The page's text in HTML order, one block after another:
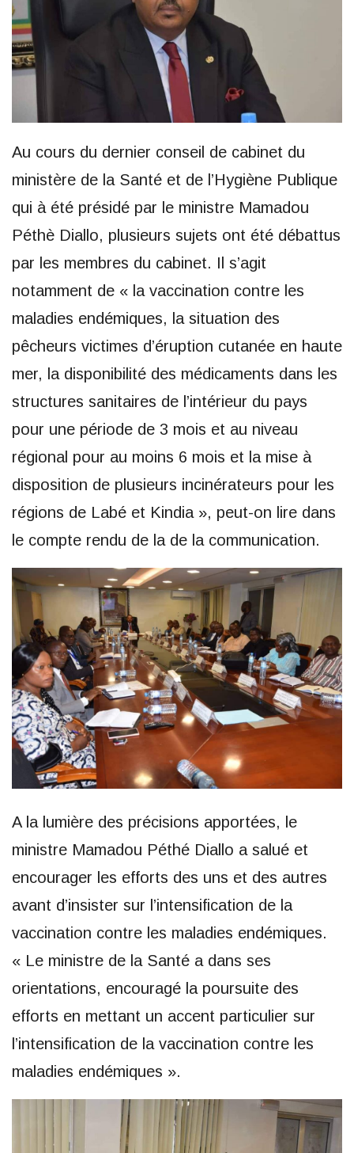
Au cours du dernier conseil de cabinet du
ministère de la Santé et de l’Hygiène Publique
qui à été présidé par le ministre Mamadou
Péthè Diallo, plusieurs sujets ont été débattus
par les membres du cabinet. Il s’agit
notamment de « la vaccination contre les
maladies endémiques, la situation des
pêcheurs victimes d’éruption cutanée en haute
mer, la disponibilité des médicaments dans les
structures sanitaires de l’intérieur du pays
pour une période de 3 mois et au niveau
régional pour au moins 6 mois et la mise à
disposition de plusieurs incinérateurs pour les
régions de Labé et Kindia », peut-on lire dans
le compte rendu de la de la communication.
A la lumière des précisions apportées, le
ministre Mamadou Péthé Diallo a salué et
encourager les efforts des uns et des autres
avant d’insister sur l’intensification de la
vaccination contre les maladies endémiques.
« Le ministre de la Santé a dans ses
orientations, encouragé la poursuite des
efforts en mettant un accent particulier sur
l’intensification de la vaccination contre les
maladies endémiques ».